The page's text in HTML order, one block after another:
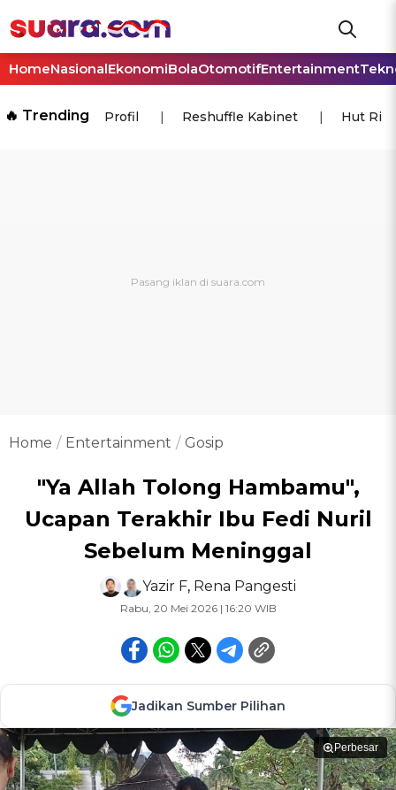
HomeNasionalEkonomiBolaOtomotifEntertainment
🔥 Trending Profil Reshuffle Kabinet Hut Ri
Home Entertainment Gosip
"Ya Allah Tolong Hambamu",
Ucapan Terakhir Ibu Fedi Nuril
Sebelum Meninggal
Yazir F, Rena Pangesti
Rabu, 20 Mei 2026 | 16:20 WIB
Jadikan Sumber Pilihan
Perbesar